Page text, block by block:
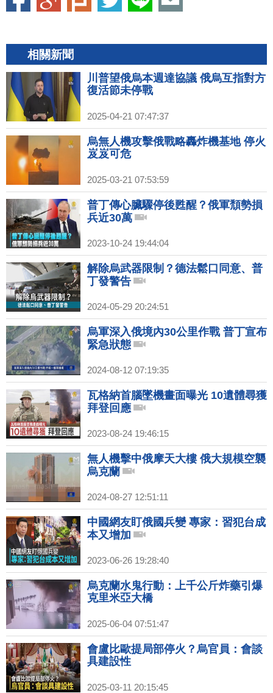
相關新聞
川普望俄烏本週達協議 俄烏互指對方
復活節未停戰
2025-04-21 07:47:37
烏無人機攻擊俄戰略轟炸機基地 停火
岌岌可危
2025-03-21 07:53:59
普丁傳心臟驟停後甦醒？俄軍頹勢損
兵近30萬
2023-10-24 19:44:04
解除烏武器限制？德法鬆口同意、普
丁發警告
2024-05-29 20:24:51
烏軍深入俄境內30公里作戰 普丁宣布
緊急狀態
2024-08-12 07:19:35
瓦格納首腦墜機畫面曝光 10遺體尋獲
拜登回應
2023-08-24 19:46:15
無人機擊中俄摩天大樓 俄大規模空襲
烏克蘭
2024-08-27 12:51:11
中國網友盯俄國兵變 專家：習犯台成
本又增加
2023-06-26 19:28:40
烏克蘭水鬼行動：上千公斤炸藥引爆
克里米亞大橋
2025-06-04 07:51:47
會盧比歐提局部停火？烏官員：會談
具建設性
2025-03-11 20:15:45